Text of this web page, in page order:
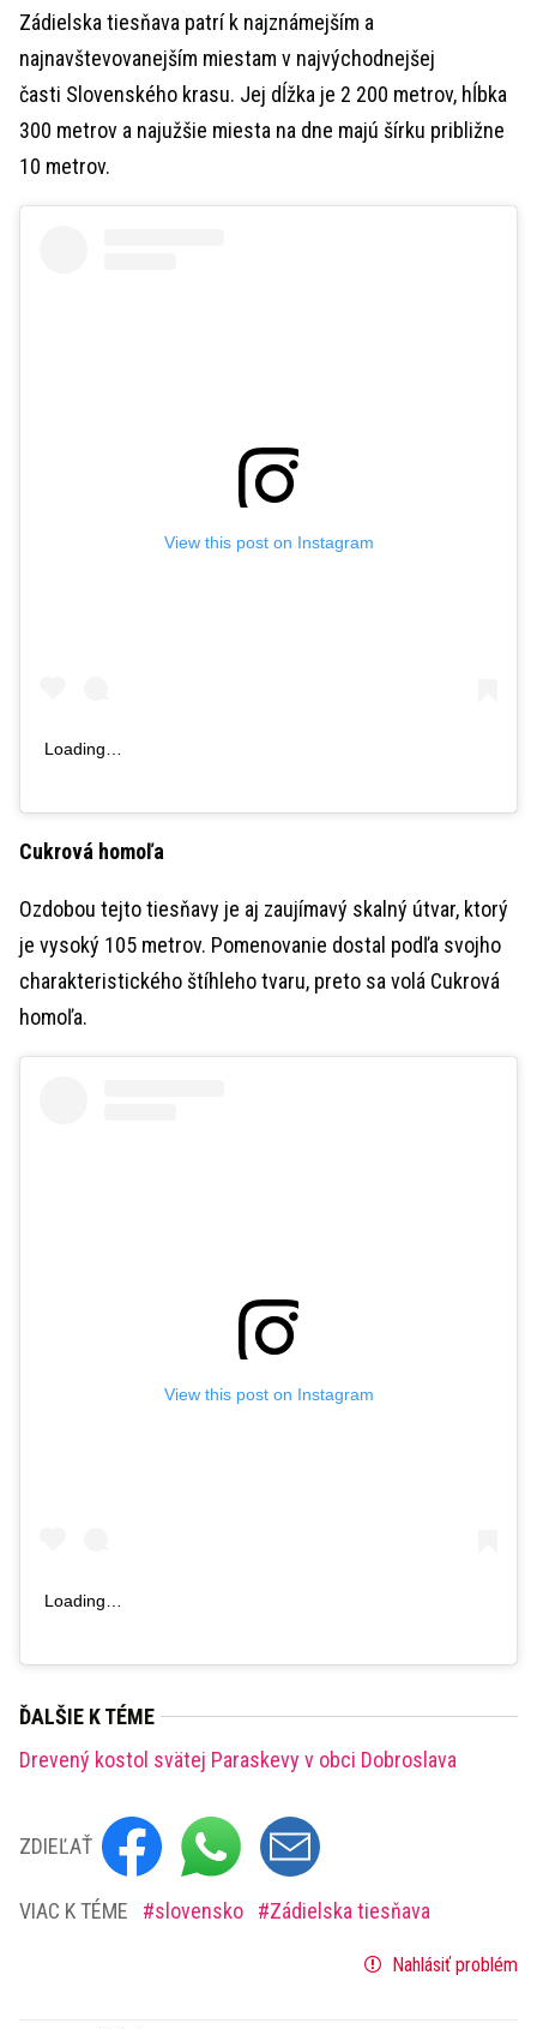
Zádielska tiesňava patrí k najznámejším a
najnavštevovanejším miestam v najvýchodnejšej
časti Slovenského krasu. Jej dĺžka je 2 200 metrov, hĺbka
300 metrov a najužšie miesta na dne majú šírku približne
10 metrov.
View this post on Instagram
Loading…
Cukrová homoľa
Ozdobou tejto tiesňavy je aj zaujímavý skalný útvar, ktorý
je vysoký 105 metrov. Pomenovanie dostal podľa svojho
charakteristického štíhleho tvaru, preto sa volá Cukrová
homoľa.
View this post on Instagram
Loading…
ĎALŠIE K TÉME
Drevený kostol svätej Paraskevy v obci Dobroslava
ZDIEĽAŤ
VIAC K TÉME slovensko Zádielska tiesňava
Nahlásiť problém